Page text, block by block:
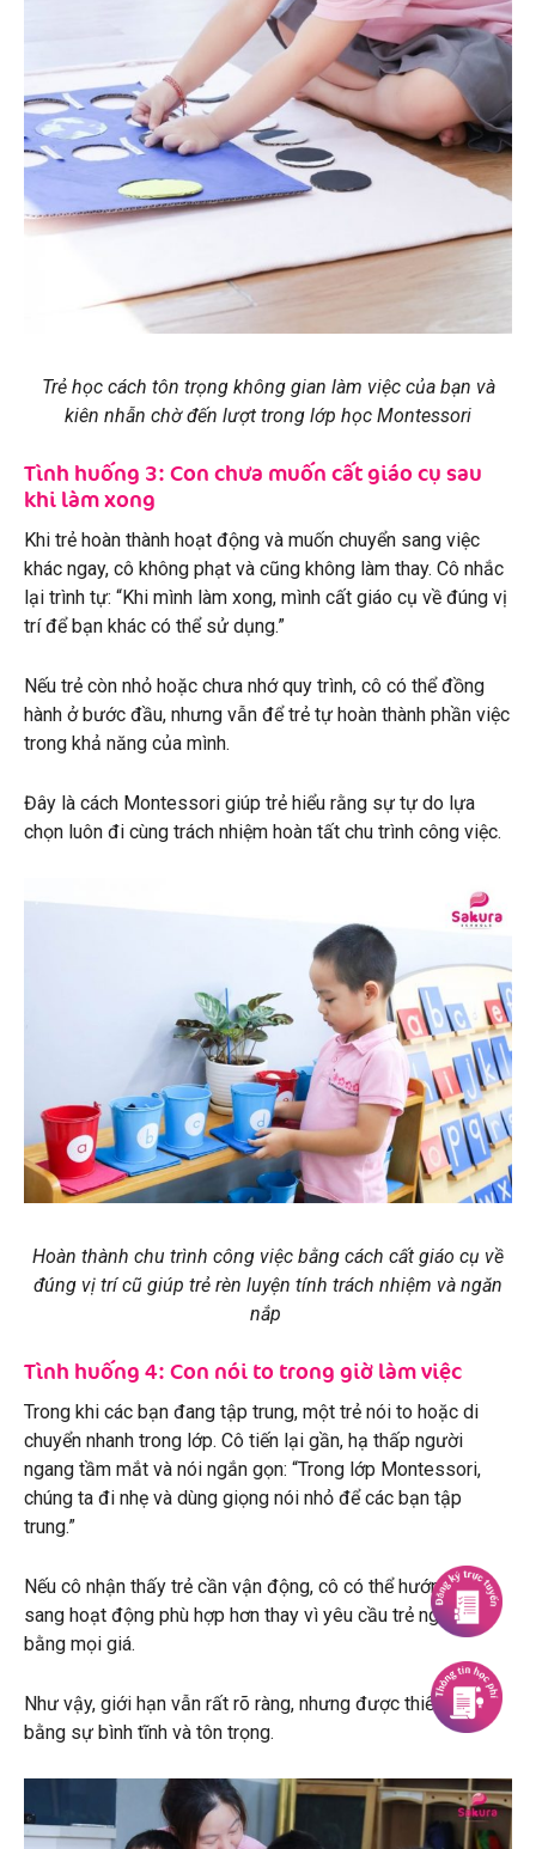
Trẻ học cách tôn trọng không gian làm việc của bạn và
kiên nhẫn chờ đến lượt trong lớp học Montessori
Tình huống 3: Con chưa muốn cất giáo cụ sau
khi làm xong
Khi trẻ hoàn thành hoạt động và muốn chuyển sang việc
khác ngay, cô không phạt và cũng không làm thay. Cô nhắc
lại trình tự: “Khi mình làm xong, mình cất giáo cụ về đúng vị
trí để bạn khác có thể sử dụng.”
Nếu trẻ còn nhỏ hoặc chưa nhớ quy trình, cô có thể đồng
hành ở bước đầu, nhưng vẫn để trẻ tự hoàn thành phần việc
trong khả năng của mình.
Đây là cách Montessori giúp trẻ hiểu rằng sự tự do lựa
chọn luôn đi cùng trách nhiệm hoàn tất chu trình công việc.
Hoàn thành chu trình công việc bằng cách cất giáo cụ về
đúng vị trí cũ giúp trẻ rèn luyện tính trách nhiệm và ngăn
nắp
Tình huống 4: Con nói to trong giờ làm việc
Trong khi các bạn đang tập trung, một trẻ nói to hoặc di
chuyển nhanh trong lớp. Cô tiến lại gần, hạ thấp người
ngang tầm mắt và nói ngắn gọn: “Trong lớp Montessori,
chúng ta đi nhẹ và dùng giọng nói nhỏ để các bạn tập
trung.”
Nếu cô nhận thấy trẻ cần vận động, cô có thể hướng trẻ
sang hoạt động phù hợp hơn thay vì yêu cầu trẻ ngồi im
bằng mọi giá.
Như vậy, giới hạn vẫn rất rõ ràng, nhưng được thiết lập
bằng sự bình tĩnh và tôn trọng.